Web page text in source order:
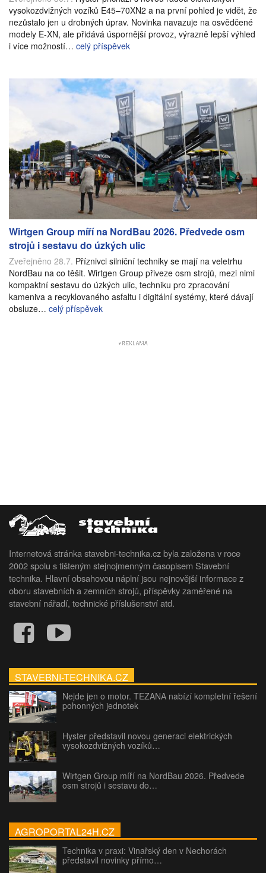
vysokozdvižných vozíků E45–70XN2 a na první pohled je vidět, že
nezůstalo jen u drobných úprav. Novinka navazuje na osvědčené
modely E-XN, ale přidává úspornější provoz, výrazně lepší výhled
i více možností… celý příspěvek
Wirtgen Group míří na NordBau 2026. Předvede osm
strojů i sestavu do úzkých ulic
Zveřejněno 28.7. Příznivci silniční techniky se mají na veletrhu
NordBau na co těšit. Wirtgen Group přiveze osm strojů, mezi nimi
kompaktní sestavu do úzkých ulic, techniku pro zpracování
kameniva a recyklovaného asfaltu i digitální systémy, které dávají
obsluze… celý příspěvek
Internetová stránka stavebni-technika.cz byla založena v roce
2002 spolu s tišteným stejnojmenným časopisem Stavební
technika. Hlavní obsahovou náplní jsou nejnovější informace z
oboru stavebních a zemních strojů, příspěvky zaměřené na
stavební nářadí, technické příslušenství atd.
STAVEBNI-TECHNIKA.CZ
Nejde jen o motor. TEZANA nabízí kompletní řešení
pohonných jednotek
Hyster představil novou generaci elektrických
vysokozdvižných vozíků…
Wirtgen Group míří na NordBau 2026. Předvede
osm strojů i sestavu do…
AGROPORTAL24H.CZ
Technika v praxi: Vinařský den v Nechorách
představil novinky přímo…